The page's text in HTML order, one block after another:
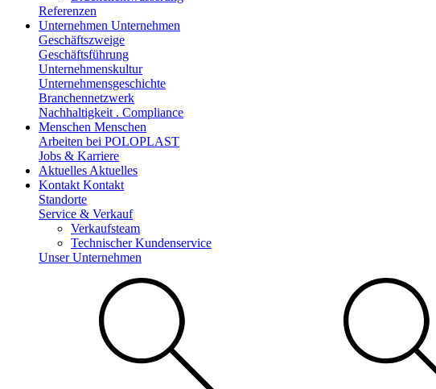
Referenzen
Unternehmen Unternehmen
Geschäftszweige
Geschäftsführung
Unternehmenskultur
Unternehmensgeschichte
Branchennetzwerk
Nachhaltigkeit . Compliance
Menschen Menschen
Arbeiten bei POLOPLAST
Jobs & Karriere
Aktuelles Aktuelles
Kontakt Kontakt
Standorte
Service & Verkauf
Verkaufsteam
Technischer Kundenservice
Unser Unternehmen